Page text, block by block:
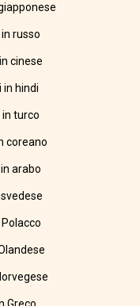
russo
cinese
in hindi
in turco
coreano
arabo